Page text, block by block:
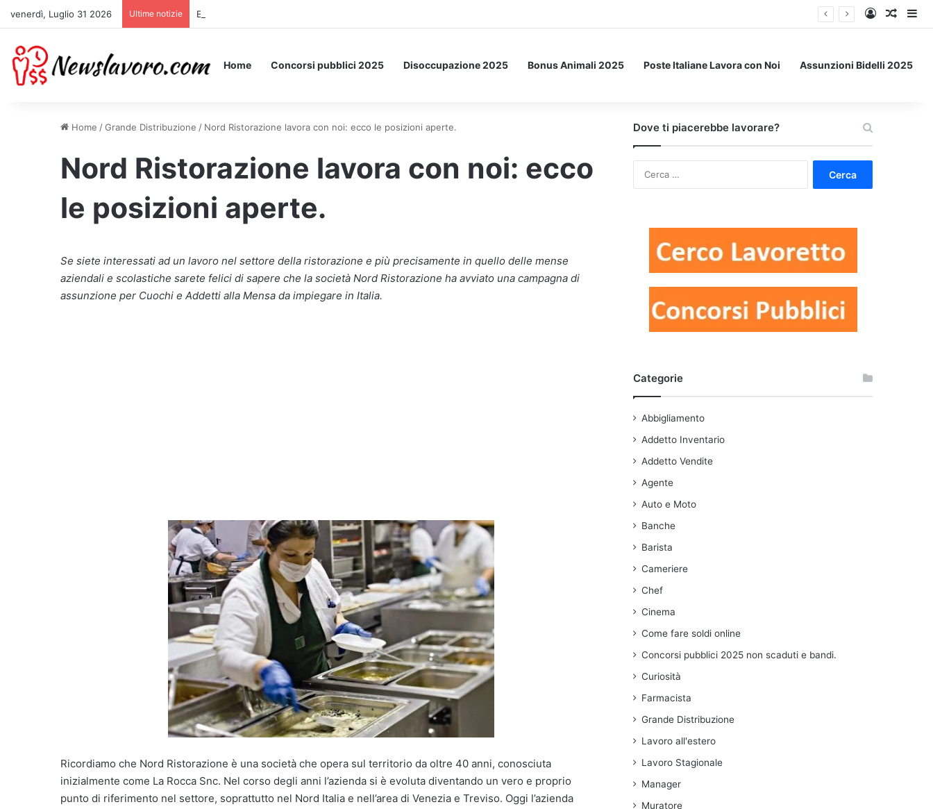
venerdì, Luglio 31 2026 Ultime notizie Essere Pagati per Stare a Letto: ecco l’esperimento spaziale. Accedi
Un
Home Concorsi pubblici 2025 Disoccupazione 2025 Bonus Animali 2025 Poste Italiane Lavora con Noi Assunzioni Bidelli 2025
Home /Grande Distribuzione / Nord Ristorazione lavora con noi: ecco le posizioni aperte.
Nord Ristorazione lavora con noi: ecco
le posizioni aperte.
Se siete interessati ad un lavoro nel settore della ristorazione e più precisamente in quello delle mense
aziendali e scolastiche sarete felici di sapere che la società Nord Ristorazione ha avviato una campagna di
assunzione per Cuochi e Addetti alla Mensa da impiegare in Italia.
Ricordiamo che Nord Ristorazione è una società che opera sul territorio da oltre 40 anni, conosciuta
inizialmente come La Rocca Snc. Nel corso degli anni l’azienda si è evoluta diventando un vero e proprio
punto di riferimento nel settore, soprattutto nel Nord Italia e nell’area di Venezia e Treviso. Oggi l’azienda
Dove ti piacerebbe lavorare?
Categorie
Abbigliamento
Addetto Inventario
Addetto Vendite
Agente
Auto e Moto
Banche
Barista
Cameriere
Chef
Cinema
Come fare soldi online
Concorsi pubblici 2025 non scaduti e bandi.
Curiosità
Farmacista
Grande Distribuzione
Lavoro all'estero
Lavoro Stagionale
Manager
Muratore